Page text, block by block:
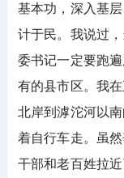
基本功，深入基
计于民。我说过
委书记一定要跑
有的县市区。我
北岸到滹沱河以
着自行车走。虽
干部和老百姓拉